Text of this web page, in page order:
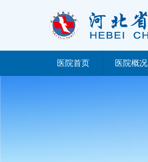
医院首页 医院概况